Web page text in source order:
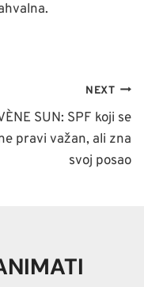
NEXT
SUN: SPF koji se
pravi važan, ali zna
svoj posao